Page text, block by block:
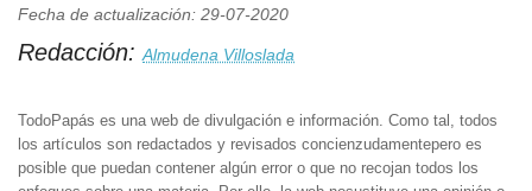
Fecha de actualización: 29-07-2020
Redacción: Almudena Villoslada
TodoPapás es una web de divulgación e información. Como tal, todos
los artículos son redactados y revisados concienzudamentepero es
posible que puedan contener algún error o que no recojan todos los